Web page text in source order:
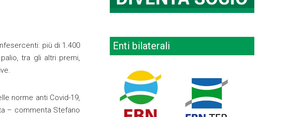
più di 1.400
tra gli altri premi,
norme anti Covid-19,
– commenta Stefano
Enti bilaterali